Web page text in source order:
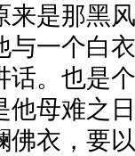
来是那黑
与一个白
话。也是
他母难之
佛衣，要